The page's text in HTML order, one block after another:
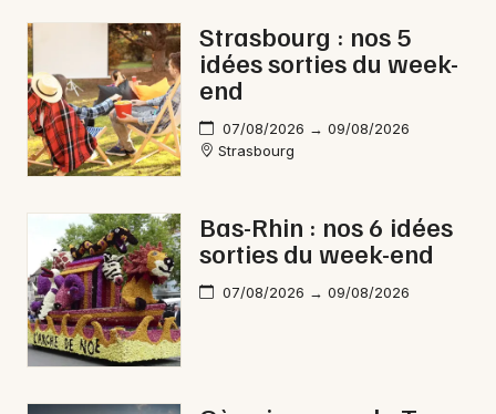
Strasbourg : nos 5
idées sorties du week-
end
07/08/2026 → 09/08/2026
Strasbourg
Bas-Rhin : nos 6 idées
sorties du week-end
07/08/2026 → 09/08/2026